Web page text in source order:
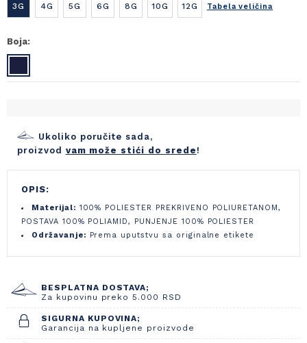
3G 4G 5G 6G 8G 10G 12G Tabela veličina
Boja:
Ukoliko poručite sada,
proizvod vam može stići do srede !
OPIS:
Materijal: 100% POLIESTER PREKRIVENO POLIURETANOM,
POSTAVA 100% POLIAMID, PUNJENJE 100% POLIESTER
Održavanje: Prema uputstvu sa originalne etikete
BESPLATNA DOSTAVA;
Za kupovinu preko 5.000 RSD
SIGURNA KUPOVINA;
Garancija na kupljene proizvode